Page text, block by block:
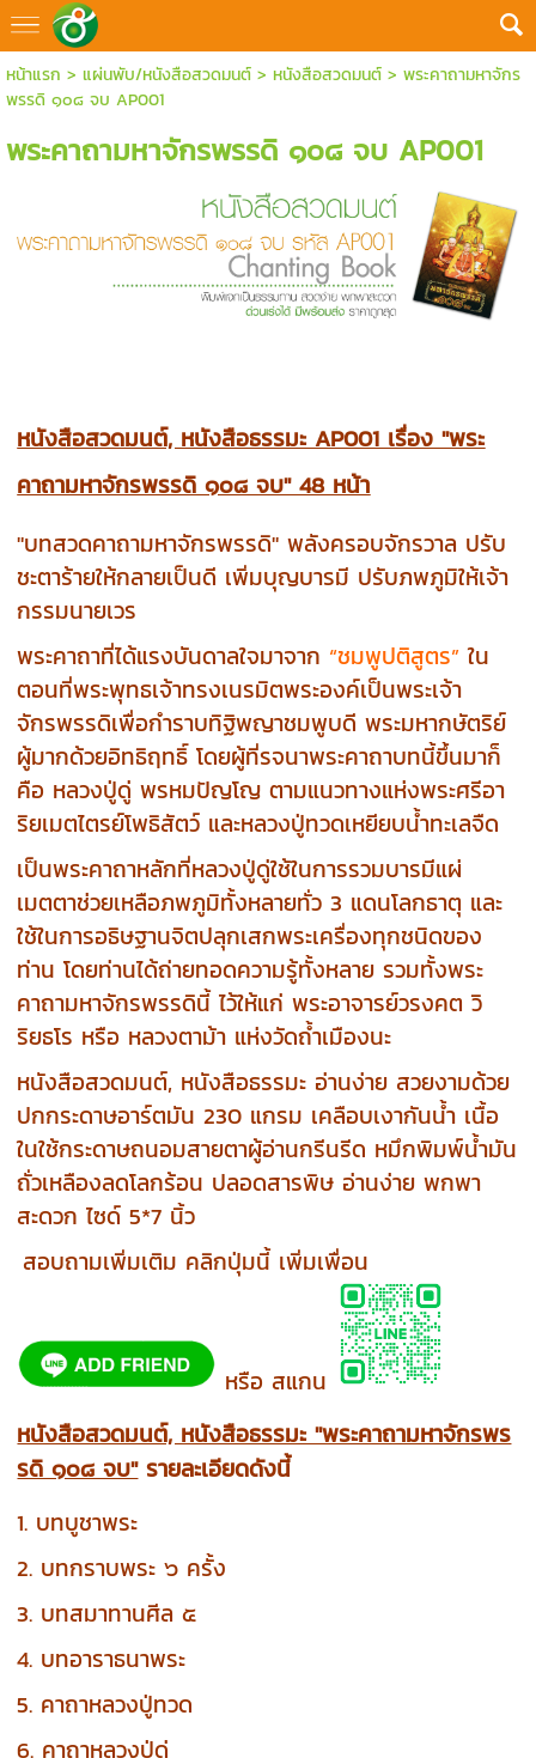
หน้าแรก > แผ่นพับ/หนังสือสวดมนต์> หนังสือสวดมนต์> พระคาถามหาจักร
พรรดิ ๑๐๘ จบ AP001
พระคาถามหาจักรพรรดิ ๑๐๘ จบ AP001
หนังสือสวดมนต์, หนังสือธรรมะ AP001 เรื่อง "พระ
คาถามหาจักรพรรดิ ๑๐๘ จบ" 48 หน้า
"บทสวดคาถามหาจักรพรรดิ" พลังครอบจักรวาล ปรับ
ชะตาร้ายให้กลายเป็นดี เพิ่มบุญบารมี ปรับภพภูมิให้เจ้า
กรรมนายเวร
พระคาถาที่ได้แรงบันดาลใจมาจาก “ชมพูปติสูตร” ใน
ตอนที่พระพุทธเจ้าทรงเนรมิตพระองค์เป็นพระเจ้า
จักรพรรดิเพื่อกำราบทิฐิพญาชมพูบดี พระมหากษัตริย์
ผู้มากด้วยอิทธิฤทธิ์ โดยผู้ที่รจนาพระคาถาบทนี้ขึ้นมาก็
คือ หลวงปู่ดู่ พรหมปัญโญ ตามแนวทางแห่งพระศรีอา
ริยเมตไตรย์โพธิสัตว์ และหลวงปู่ทวดเหยียบน้ำทะเลจืด
เป็นพระคาถาหลักที่หลวงปู่ดู่ใช้ในการรวมบารมีแผ่
เมตตาช่วยเหลือภพภูมิทั้งหลายทั่ว 3 แดนโลกธาตุ และ
ใช้ในการอธิษฐานจิตปลุกเสกพระเครื่องทุกชนิดของ
ท่าน โดยท่านได้ถ่ายทอดความรู้ทั้งหลาย รวมทั้งพระ
คาถามหาจักรพรรดินี้ ไว้ให้แก่ พระอาจารย์วรงคต วิ
ริยธโร หรือ หลวงตาม้า แห่งวัดถ้ำเมืองนะ
หนังสือสวดมนต์, หนังสือธรรมะ อ่านง่าย สวยงามด้วย
ปกกระดาษอาร์ตมัน 230 แกรม เคลือบเงากันน้ำ เนื้อ
ในใช้กระดาษถนอมสายตาผู้อ่านกรีนรีด หมึกพิมพ์น้ำมัน
ถั่วเหลืองลดโลกร้อน ปลอดสารพิษ อ่านง่าย พกพา
สะดวก ไซด์ 5*7 นิ้ว
สอบถามเพิ่มเติม คลิกปุ่มนี้ เพิ่มเพื่อน
หรือ สแกน
หนังสือสวดมนต์, หนังสือธรรมะ "พระคาถามหาจักรพร
รดิ ๑๐๘ จบ"รายละเอียดดังนี้
1. บทบูชาพระ
2. บทกราบพระ ๖ ครั้ง
3. บทสมาทานศีล ๕
4. บทอาราธนาพระ
5. คาถาหลวงปู่ทวด
6. คาถาหลวงปู่ดู่